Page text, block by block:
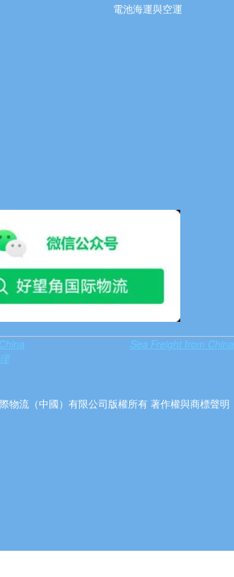
電池海運與空運
Sea Freight from China
物流（中國）有限公司版權所有 著作權與商標聲明